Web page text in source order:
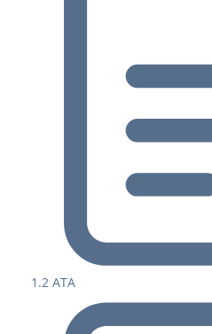
1.2 ATA